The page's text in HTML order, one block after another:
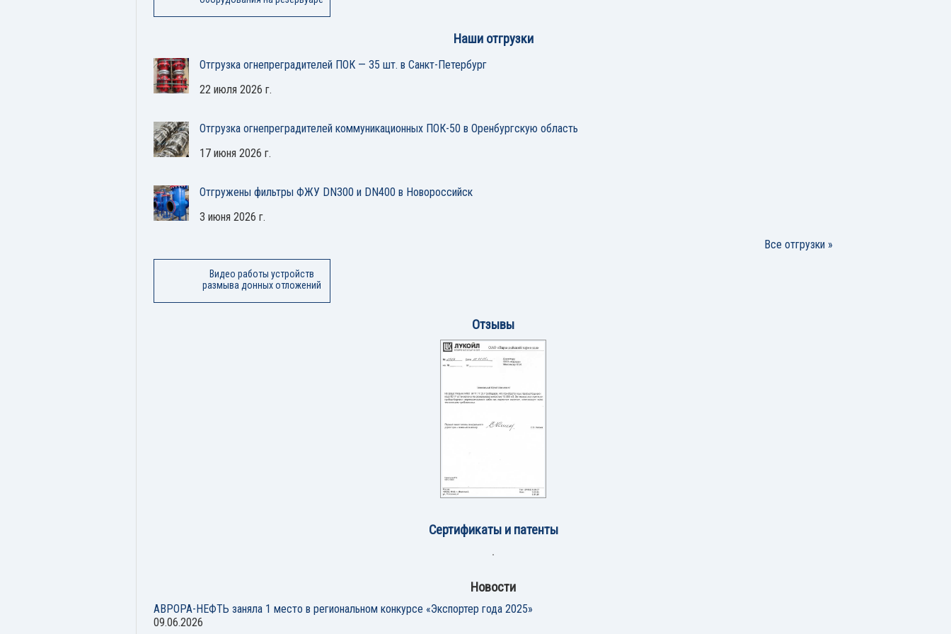
Наши отгрузки
Отгрузка огнепреградителей ПОК — 35 шт. в Санкт-Петербург
22 июля 2026 г.
Отгрузка огнепреградителей коммуникационных ПОК-50 в Оренбургскую область
17 июня 2026 г.
Отгружены фильтры ФЖУ DN300 и DN400 в Новороссийск
3 июня 2026 г.
Все отгрузки »
Видео работы устройств
размыва донных отложений
Отзывы
Сертификаты и патенты
Новости
АВРОРА-НЕФТЬ заняла 1 место в региональном конкурсе «Экспортер года 2025»
09.06.2026